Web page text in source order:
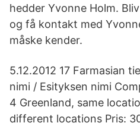
hedder Yvonne Holm.
og få kontakt med
måske kender.
5.12.2012 17 Farmasian
nimi / Esityksen nimi
4 Greenland, same
different locations Pris: